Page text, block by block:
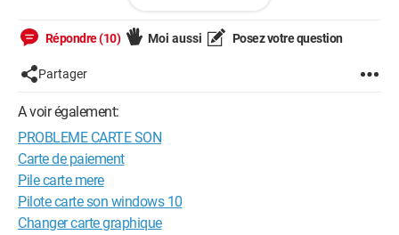
--
---Red Bull Donne Des Ailes---
---PlayMobile En Avant Les Débiles---
Répondre (10) Moi aussi Posez votre question
Partager
A voir également:
PROBLEME CARTE SON
Carte de paiement
Pile carte mere
Pilote carte son windows 10
Changer carte graphique